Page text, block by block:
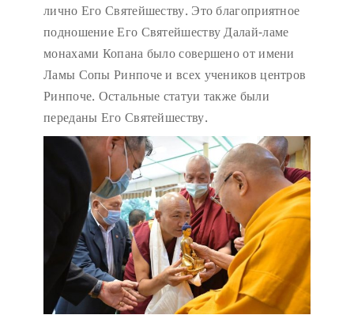
лично Его Святейшеству. Это благоприятное
подношение Его Святейшеству Далай-ламе
монахами Копана было совершено от имени
Ламы Сопы Ринпоче и всех учеников центров
Ринпоче. Остальные статуи также были
переданы Его Святейшеству.